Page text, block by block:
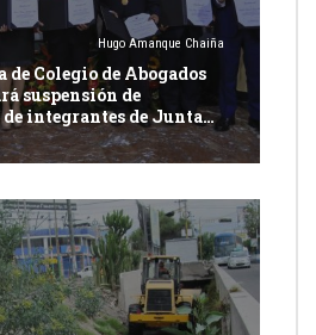
Hugo Amanque Chaiña
de Colegio de Abogados
suspensión de
integrantes de Junta